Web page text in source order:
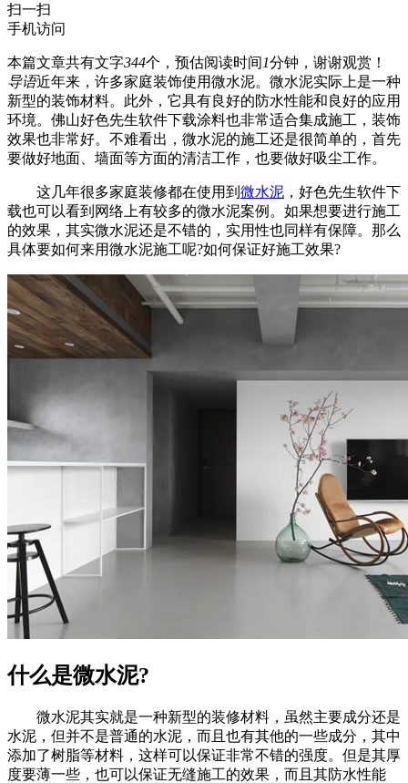
扫一扫
手机访问
本篇文章共有文字344个，预估阅读时间 1分钟，谢谢观赏！
导语近年来，许多家庭装饰使用微水泥。微水泥实际上是一种
新型的装饰材料。此外，它具有良好的防水性能和良好的应用
环境。佛山好色先生软件下载涂料也非常适合集成施工，装饰
效果也非常好。不难看出，微水泥的施工还是很简单的，首先
要做好地面、墙面等方面的清洁工作，也要做好吸尘工作。
这几年很多家庭装修都在使用到 微水泥 ，好色先生软件下
载也可以看到网络上有较多的微水泥案例。如果想要进行施工
的效果，其实微水泥还是不错的，实用性也同样有保障。那么
具体要如何来用微水泥施工呢?如何保证好施工效果?
什么是微水泥?
微水泥其实就是一种新型的装修材料，虽然主要成分还是
水泥，但并不是普通的水泥，而且也有其他的一些成分，其中
添加了树脂等材料，这样可以保证非常不错的强度。但是其厚
度要薄一些，也可以保证无缝施工的效果，而且其防水性能